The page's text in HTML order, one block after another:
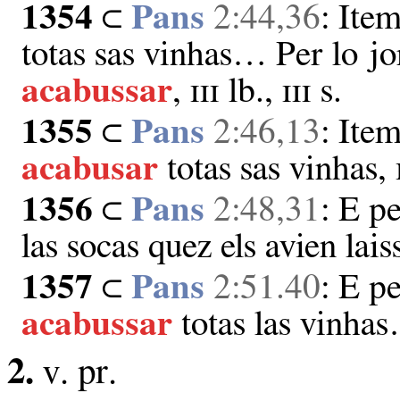
1354 ⊂Pans 2:44,36:
totas sas vinhas… Per lo
acabussar, ɪɪɪ lb., ɪɪɪ s.
1355 ⊂Pans 2:46,13:
acabusar totas sas vinhas,
1356 ⊂Pans 2:48,31: E
las socas quez els avien
1357 ⊂Pans 2:51.40: E
acabussar totas las
2. v. pr.